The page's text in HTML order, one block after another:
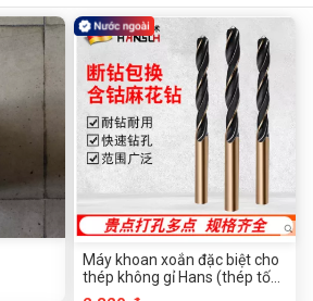
Máy khoan xoắn đặc biệt cho
thép không gỉ Hans (thép tốc
độ cao 9341)